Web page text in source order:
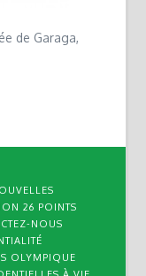
de Garaga,
26 POINTS
NOUS
OLYMPIQUE